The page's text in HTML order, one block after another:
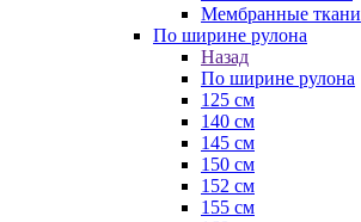
Мембранные ткани
По ширине рулона
Назад
По ширине рулона
125 см
140 см
145 см
150 см
152 см
155 см